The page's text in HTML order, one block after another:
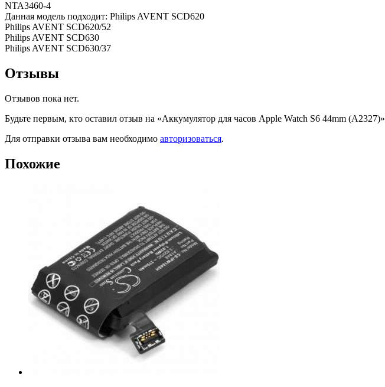
NTA3460-4
Данная модель подходит: Philips AVENT SCD620
Philips AVENT SCD620/52
Philips AVENT SCD630
Philips AVENT SCD630/37
Отзывы
Отзывов пока нет.
Будьте первым, кто оставил отзыв на «Аккумулятор для часов Apple Watch S6 44mm (A2327)»
Для отправки отзыва вам необходимо авторизоваться.
Похожие